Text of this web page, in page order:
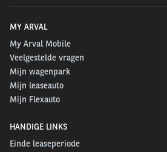
MY ARVAL
My Arval Mobile
Veelgestelde vragen
Mijn wagenpark
Mijn leaseauto
Mijn Flexauto
HANDIGE LINKS
Einde leaseperiode